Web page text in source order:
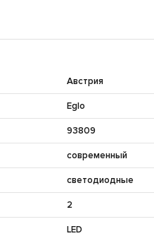
Австрия
Eglo
93809
современный
светодиодные
2
LED